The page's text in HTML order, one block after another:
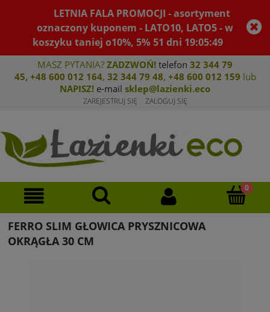
LETNIA FALA PROMOCJI - asortyment
oznaczony kuponem - LATO10, LATO5 - w
koszyku taniej o10%, 5% 51 dni 19:05:49
MASZ PYTANIA? ZADZWOŃ! telefon 32 344 79
45, +48 600 012 164, 32 344 79 48, +48 600 012 159 lub
NAPISZ! e-mail sklep@lazienki.eco
ZAREJESTRUJ SIĘ ZALOGUJ SIĘ
FERRO SLIM GŁOWICA PRYSZNICOWA
OKRĄGŁA 30 CM